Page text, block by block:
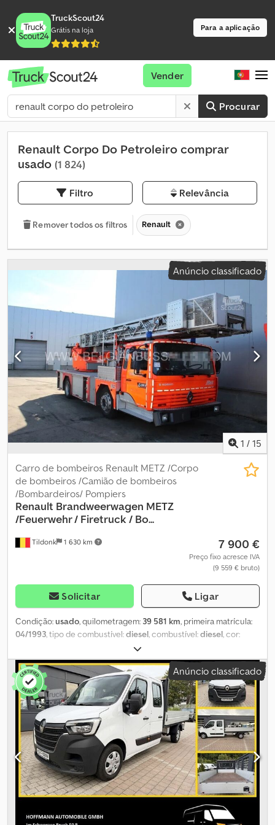
TruckScout24
Grátis na loja Para a aplicação
Procurar
Vender
Renault Corpo Do Petroleiro comprar
usado (1 824)
Filtro Relevância
Remover todos os filtros Renault
Anúncio classificado
1 / 15
Tildonk 1 630 km
Carro de bombeiros Renault METZ /Corpo
de bombeiros /Camião de bombeiros
/Bombardeiros/ Pompiers
Renault Brandweerwagen METZ
/Feuerwehr / Firetruck / Bo...
7 900 €
Preço fixo acresce IVA
(9 559 € bruto)
Solicitar Ligar
Condição:usado, quilometragem: 39 581 km, primeira matrícula:
04/1993, tipo de combustível:diesel, combustível:diesel, cor:
automático
comprimento total:1 000 mm, altura total:1 000 mm, Ano de
fabrico:1993, Danos: nenhum = Informações da empresa =
Dwsdpfx Ajwixahonroa Somos uma empresa internacional com
sede na Bélgica, nos arredores de Bruxelas (+/-20 km). A Belgian
Bus Sales é o seu parceiro ideal para compra e venda de
autocarros usados, dispondo de um amplo parque de
estacionamento que serve como área de exposição. Temos
sempre vários autocarros em stock, de todas as marcas,
capacidades, modelos e faixas de preço. Podemos encontrar para
si o autocarro de turismo, escolar ou de linha certo, adequado às
suas necessidades ou orçamento. Todas as informações são
fornecidas sem garantia. Reservamo-nos o direito a erros, vendas
intermédias e lapsos de digitação. Horário de visitas para
Anúncio classificado